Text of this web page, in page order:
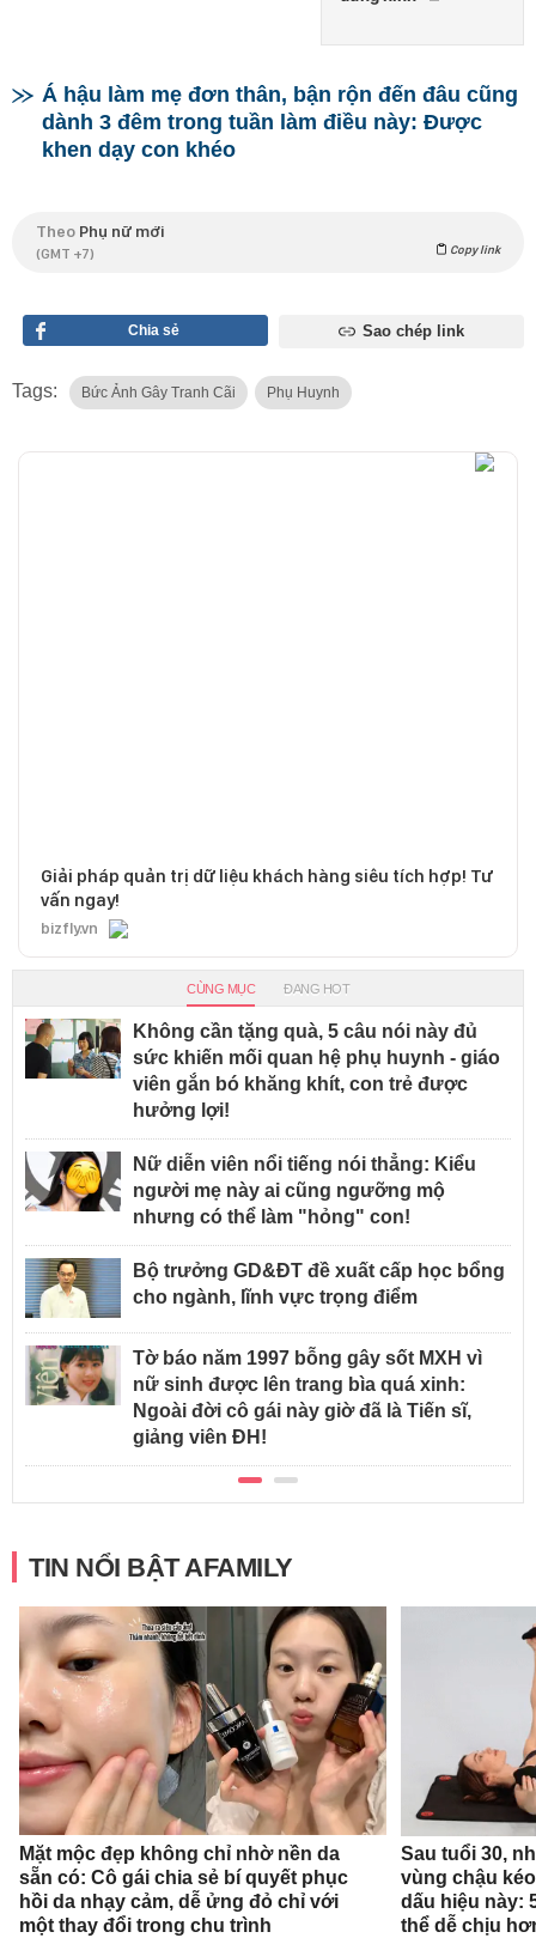
Á hậu làm mẹ đơn thân, bận rộn đến đâu cũng
dành 3 đêm trong tuần làm điều này: Được
khen dạy con khéo
Theo Phụ nữ mới
(GMT +7) Copy link
Chia sẻ Sao chép link
Tags: Bức Ảnh Gây Tranh Cãi Phụ Huynh
Giải pháp quản trị dữ liệu khách hàng siêu tích hợp! Tư
vấn ngay!
bizfly.vn
CÙNG MỤC ĐANG HOT
Không cần tặng quà, 5 câu nói này đủ
sức khiến mối quan hệ phụ huynh - giáo
viên gắn bó khăng khít, con trẻ được
hưởng lợi!
Nữ diễn viên nổi tiếng nói thẳng: Kiểu
người mẹ này ai cũng ngưỡng mộ
nhưng có thể làm "hỏng" con!
Bộ trưởng GD&ĐT đề xuất cấp học bổng
cho ngành, lĩnh vực trọng điểm
Tờ báo năm 1997 bỗng gây sốt MXH vì
nữ sinh được lên trang bìa quá xinh:
Ngoài đời cô gái này giờ đã là Tiến sĩ,
giảng viên ĐH!
TIN NỔI BẬT AFAMILY
Mặt mộc đẹp không chỉ nhờ nền da
sẵn có: Cô gái chia sẻ bí quyết phục
hồi da nhạy cảm, dễ ửng đỏ chỉ với
một thay đổi trong chu trình
Sau tuổi 30,
vùng chậu
dấu hiệu này:
thể dễ chịu